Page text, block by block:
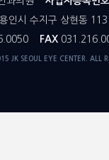
인시 수지구 상현동
FAX
JK SEOUL EYE CENTER. ALL